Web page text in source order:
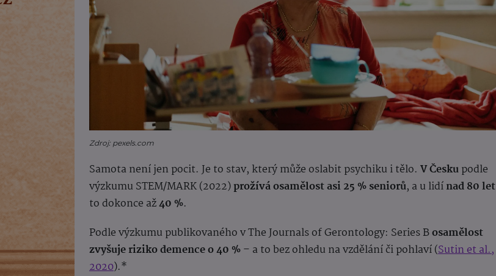
Zdroj: pexels.com
Samota není jen pocit. Je to stav, který může oslabit psychiku i tělo. V Českupodle
výzkumu STEM/MARK (2022)prožívá osamělost asi 25 % seniorů, a u lidínad 80 let
to dokonce až40 %.
Podle výzkumu publikovaného v The Journals of Gerontology: Series Bosamělost
zvyšuje riziko demence o 40 %– a to bez ohledu na vzdělání či pohlaví (Sutin et al.,
2020).*